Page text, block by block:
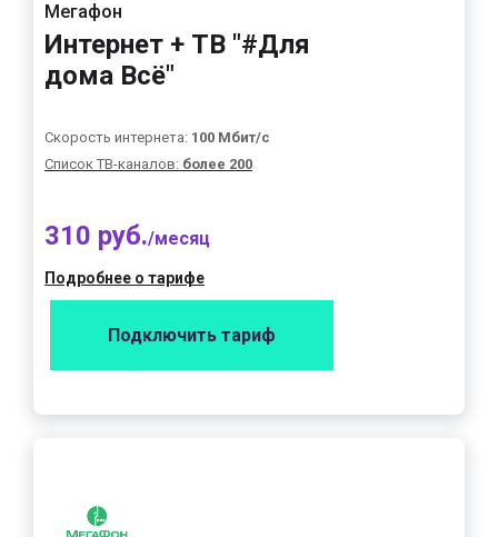
Мегафон
Интернет + ТВ "#Для
дома Всё"
Скорость интернета: 100 Мбит/с
Список ТВ-каналов: более 200
310 руб./месяц
Подробнее о тарифе
Подключить тариф